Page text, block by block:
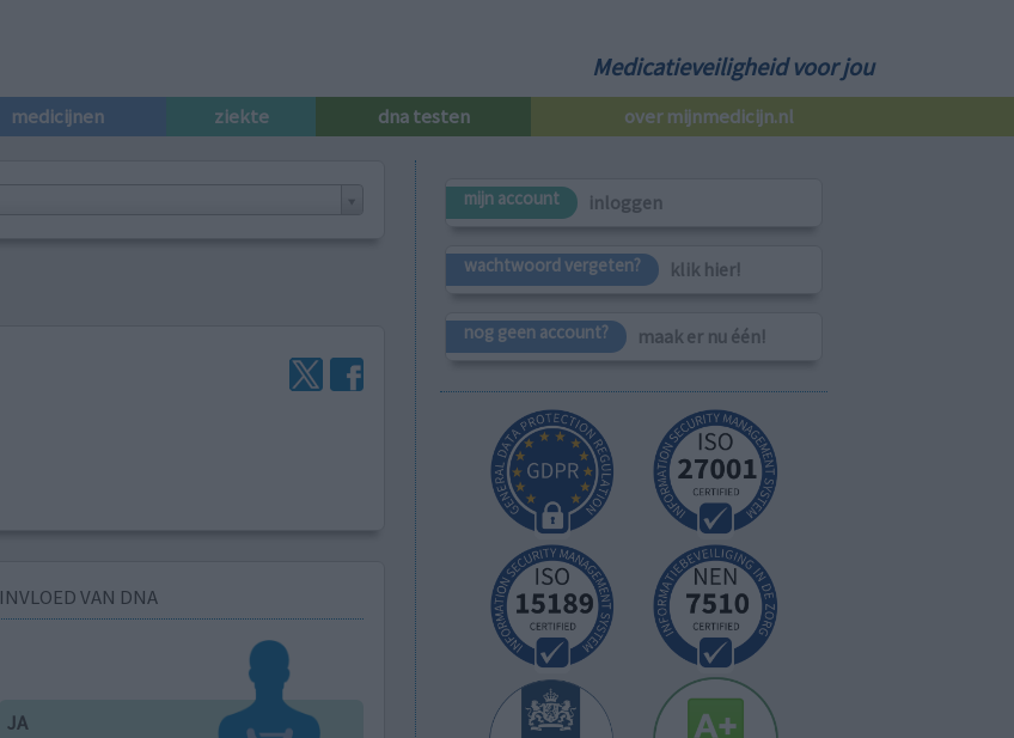
Medicatieveiligheid voor jou
medicijnen ziekte dna testen over mijnmedicijn.nl
INVLOED VAN DNA
JA
mijn account inloggen
wachtwoord vergeten? klik hier!
nog geen account? maak er nu één!